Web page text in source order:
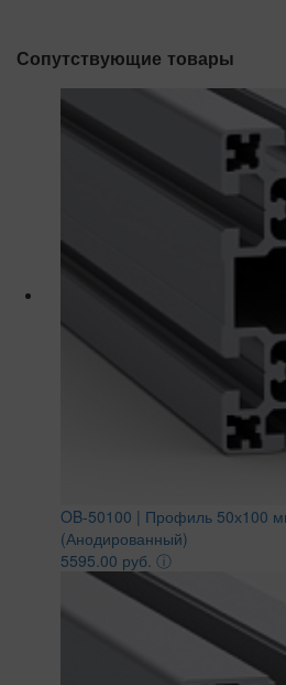
Сопутствующие товары
OB-50100 | Профиль 50х100
(Анодированный)
5595.00 руб. ⓘ